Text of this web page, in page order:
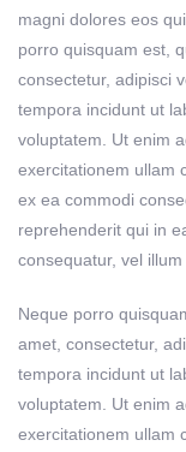
magni dolores eos
porro quisquam est,
consectetur, adipisci
tempora incidunt ut
voluptatem. Ut enim
exercitationem ullam
ex ea commodi
reprehenderit qui in
consequatur, vel
Neque porro
amet, consectetur,
tempora incidunt ut
voluptatem. Ut enim
exercitationem ullam